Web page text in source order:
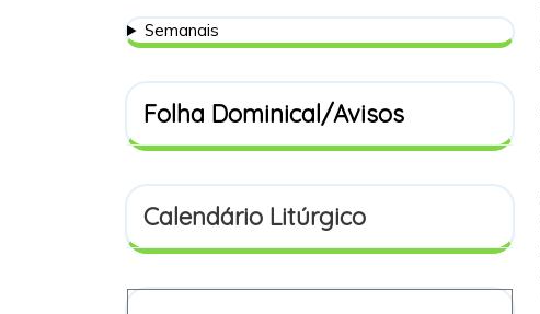
Semanais
Folha Dominical/Avisos
Calendário Litúrgico